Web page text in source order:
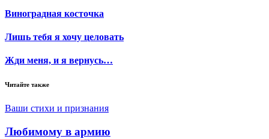
Виноградная косточка
Лишь тебя я хочу целовать
Жди меня, и я вернусь…
Читайте также
Ваши стихи и признания
Любимому в армию